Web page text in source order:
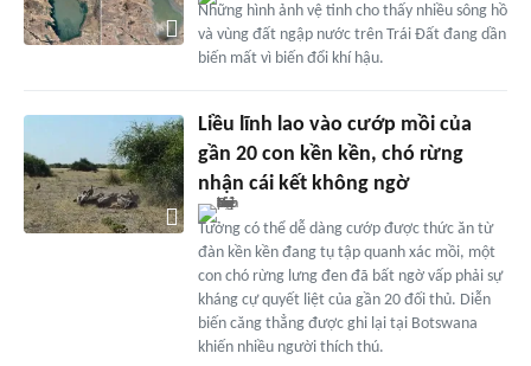
Những hình ảnh vệ tinh cho thấy nhiều sông hồ
và vùng đất ngập nước trên Trái Đất đang dần
biến mất vì biến đổi khí hậu.
Liều lĩnh lao vào cướp mồi của
gần 20 con kền kền, chó rừng
nhận cái kết không ngờ
Tưởng có thể dễ dàng cướp được thức ăn từ
đàn kền kền đang tụ tập quanh xác mồi, một
con chó rừng lưng đen đã bất ngờ vấp phải sự
kháng cự quyết liệt của gần 20 đối thủ. Diễn
biến căng thẳng được ghi lại tại Botswana
khiến nhiều người thích thú.